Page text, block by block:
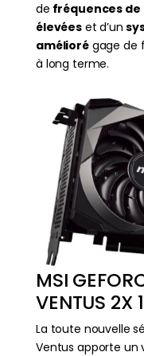
de fréquences
élevées et d’un
améliorégage de
à long terme.
MSI
VENTUS 2X
La toute nouvelle
Ventus apporte un